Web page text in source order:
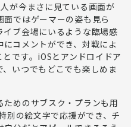
が今まさに見ている画面が
ではゲーマーの姿も見ら
ブ会場にいるような臨場感
コメントができ、対戦によ
です。iOSとアンドロイドア
いつでもどこでも楽しめま
めのサブスク・プランも用
別の絵文字で応援ができ、チ